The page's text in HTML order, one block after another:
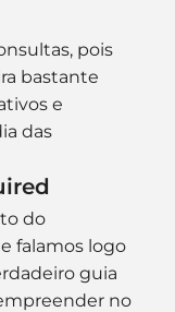
pois
bastante
e
das
do
falamos logo
guia
no